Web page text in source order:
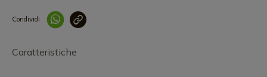
Condividi
Caratteristiche